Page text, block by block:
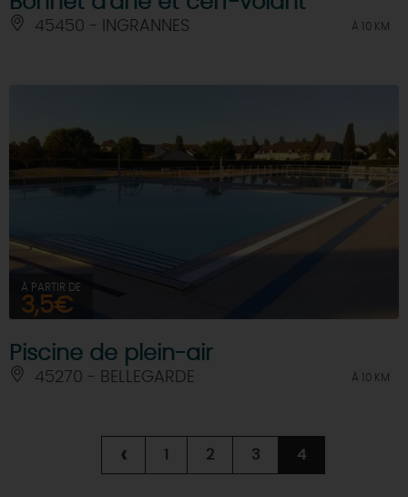
45450 - INGRANNES À 10 KM
À PARTIR DE
3,5€
Piscine de plein-air
45270 - BELLEGARDE À 10 KM
‹ 1 2 3 4